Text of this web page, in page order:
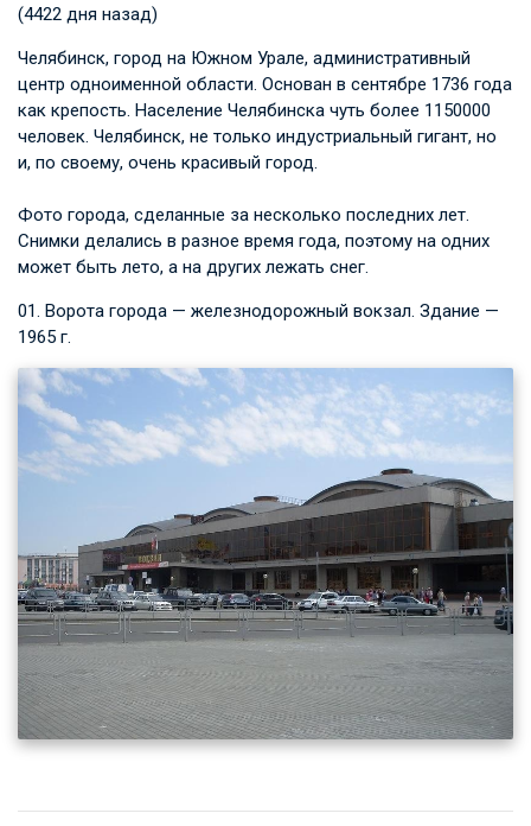
(4422 дня назад)
Челябинск, город на Южном Урале, административный
центр одноименной области. Основан в сентябре 1736 года
как крепость. Население Челябинска чуть более 1150000
человек. Челябинск, не только индустриальный гигант, но
и, по своему, очень красивый город.
Фото города, сделанные за несколько последних лет.
Снимки делались в разное время года, поэтому на одних
может быть лето, а на других лежать снег.
01. Ворота города — железнодорожный вокзал. Здание —
1965 г.